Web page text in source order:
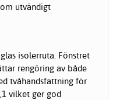
utvändigt
isolerruta. Fönstret
rengöring av både
tvåhandsfattning för
vilket ger god